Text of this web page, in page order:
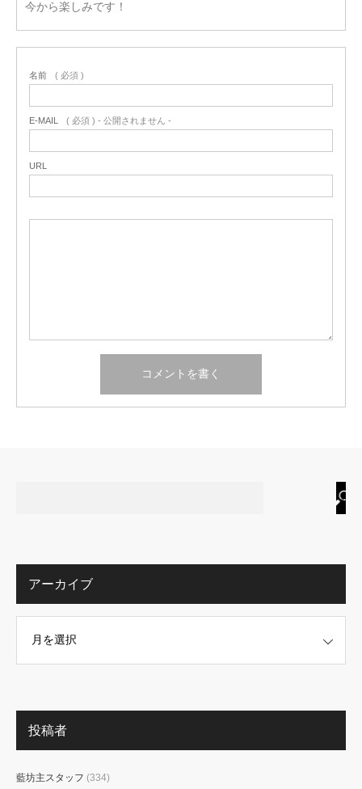
今から楽しみです！
名前 ( 必須 )
E-MAIL ( 必須 ) - 公開されません -
URL
アーカイブ
投稿者
藍坊主スタッフ (334)